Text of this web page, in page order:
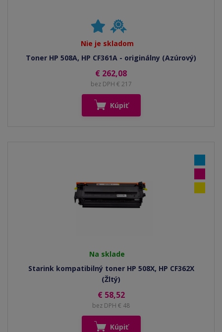
Nie je skladom
Toner HP 508A, HP CF361A - originálny (Azúrový)
€ 262,08
bez DPH € 217
Kúpiť
Na sklade
Starink kompatibilný toner HP 508X, HP CF362X
(Žltý)
€ 58,52
bez DPH € 48
Kúpiť